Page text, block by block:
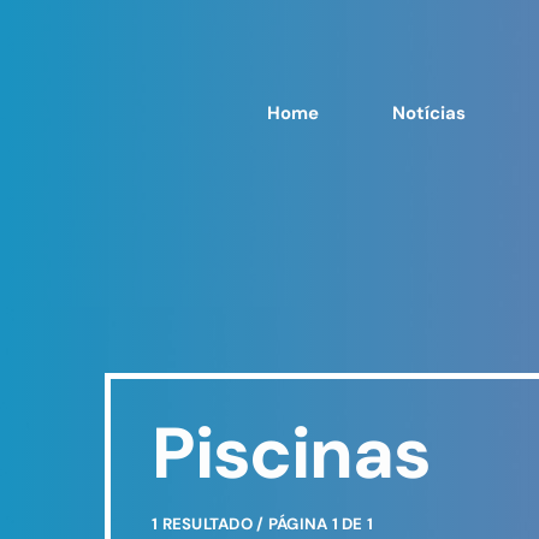
Home Notícias
Piscinas
1 RESULTADO / PÁGINA 1 DE 1